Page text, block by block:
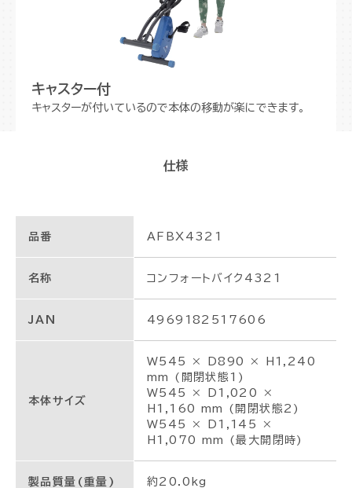
キャスター付
キャスターが付いているので本体の移動が楽にできます。
仕様
品番 AFBX4321
名称 コンフォートバイク4321
JAN 4969182517606
本体サイズ
W545 × D890 × H1,240
mm (開閉状態1)
W545 × D1,020 ×
H1,160 mm (開閉状態2)
W545 × D1,145 ×
H1,070 mm (最大開閉時)
製品質量(重量) 約20.0kg